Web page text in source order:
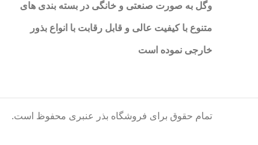
وگل به صورت صنعتی و خانگی در بسته بندی های
متنوع با کیفیت عالی و قابل رقابت با انواع بذور
خارجی نموده است
تمام حقوق برای فروشگاه بذر عنبری محفوظ است.